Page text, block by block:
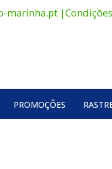
marinha.pt |
PROMOÇÕES